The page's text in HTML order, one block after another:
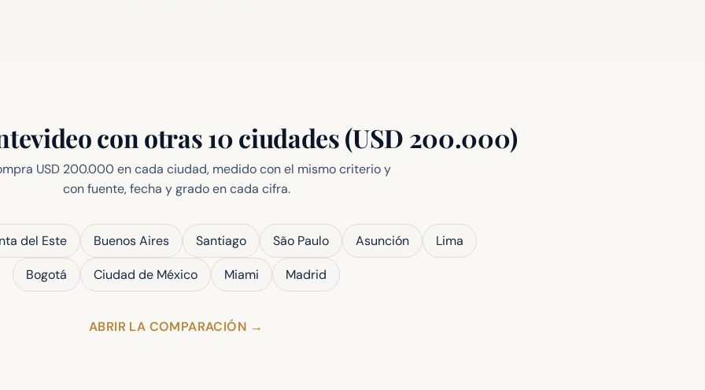
con otras 10 ciudades (USD 200.000)
USD 200.000 en cada ciudad, medido con el mismo criterio y
con fuente, fecha y grado en cada cifra.
del Este Buenos Aires Santiago São Paulo Asunción Lima
Bogotá Ciudad de México Miami Madrid
ABRIR LA COMPARACIÓN →